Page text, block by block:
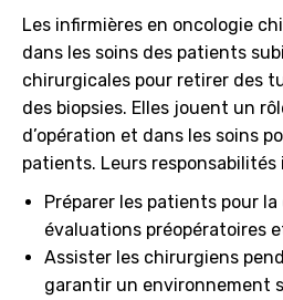
Les infirmières en oncologie
dans les soins des patients
chirurgicales pour retirer des
des biopsies. Elles jouent un
d’opération et dans les soins
patients. Leurs responsabilités
Préparer les patients pour
évaluations préopératoires
Assister les chirurgiens
garantir un environnement